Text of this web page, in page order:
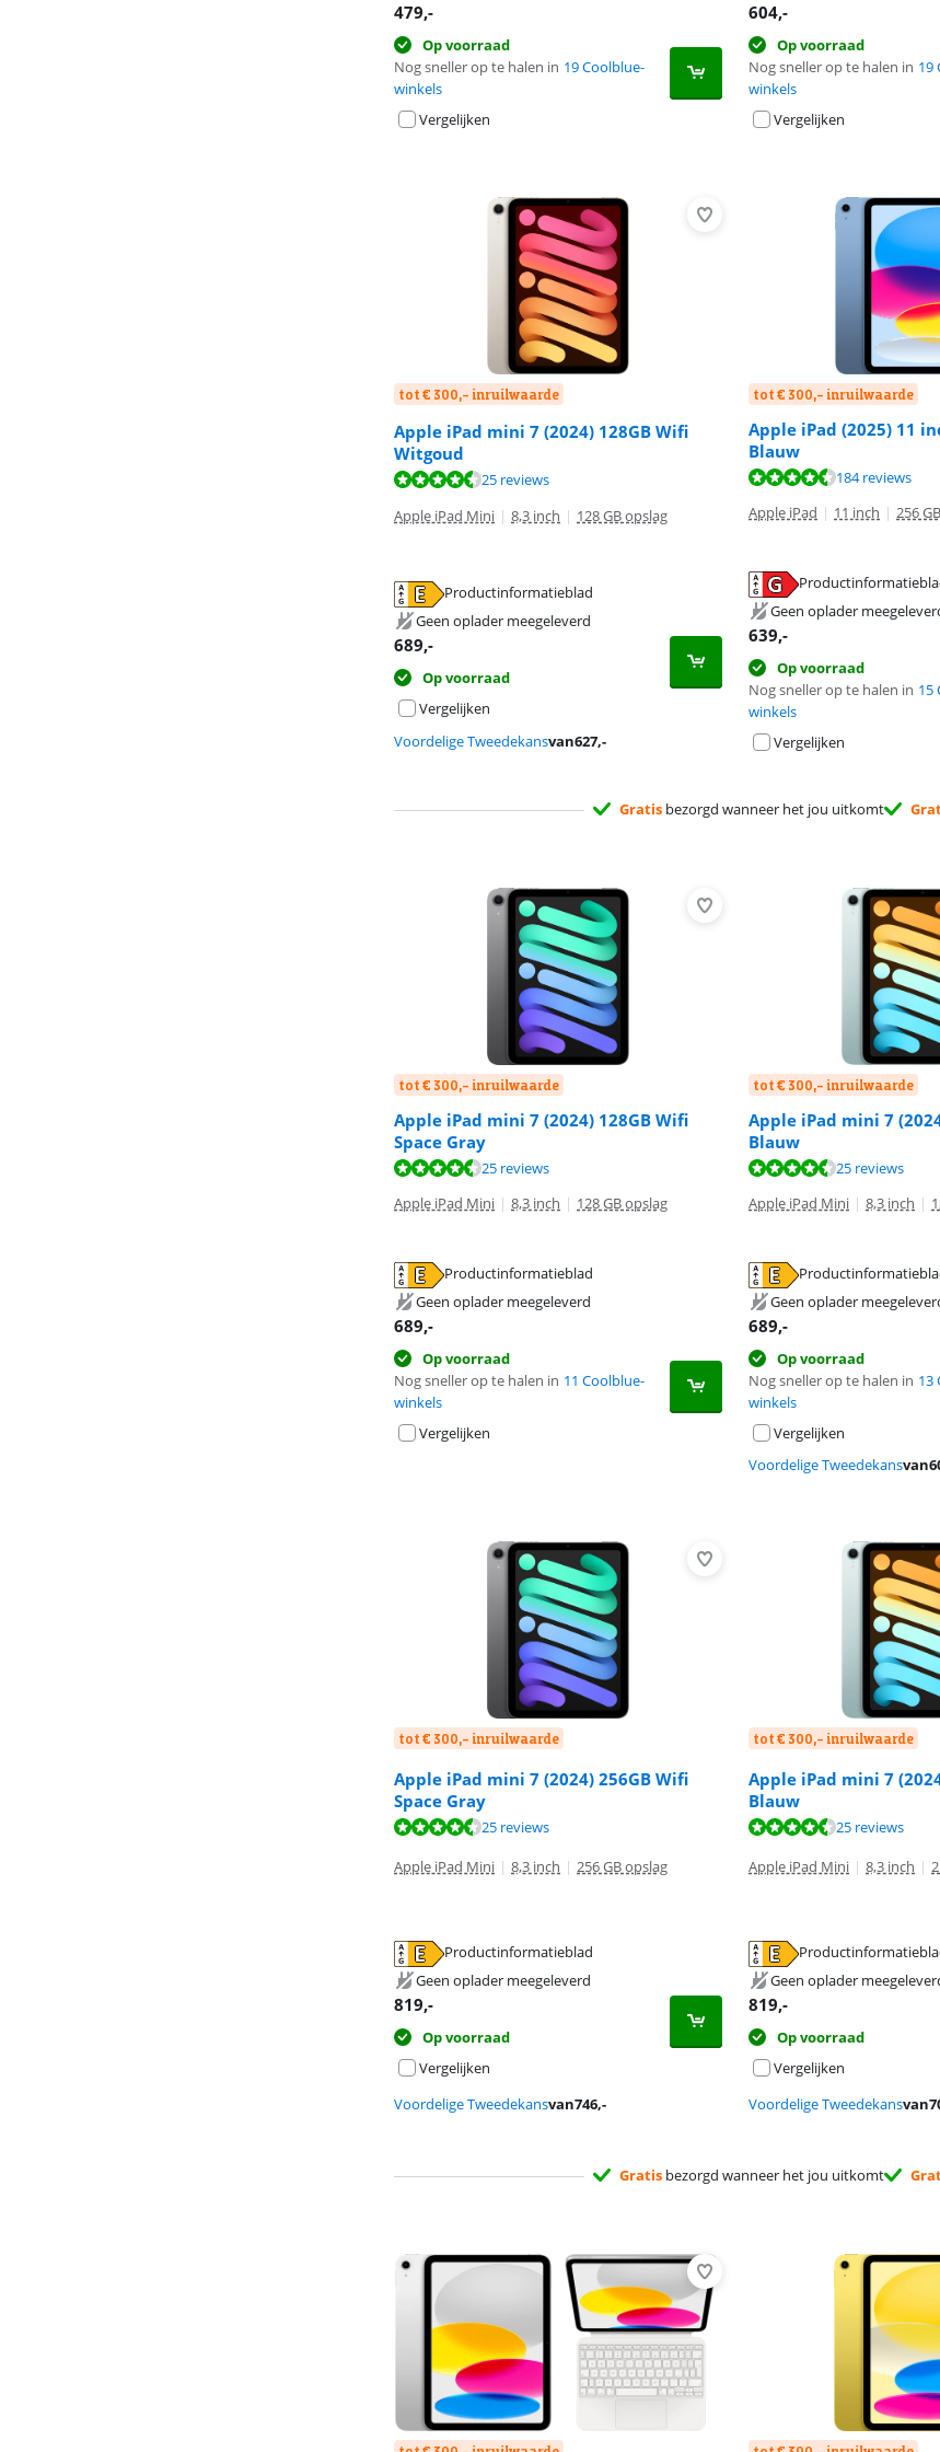
479,-
Op voorraad
Nog sneller op te halen in 19 Coolblue-
winkels
Vergelijken
604,-
Op voorraad
Nog sneller op te halen in 19
winkels
Vergelijken
tot € 300,- inruilwaarde
Apple iPad mini 7 (2024) 128GB Wifi
Witgoud
Beoordeling is 9,2 van de 10, gebaseerd op 25 reviews.
25 reviews
Apple iPad Mini | 8,3 inch | 128 GB opslag
Productinformatieblad
opent in nieuw tabblad
Geen oplader meegeleverd
689,-
Op voorraad
Vergelijken
Voordelige Tweedekansvan627,-
tot € 300,- inruilwaarde
Apple iPad (2025) 11
Blauw
Beoordeling is 8,9 van de 10, gebaseerd op 184 reviews.
184 reviews
Apple iPad | 11 inch | 256
opent in nieuw tabblad
Geen oplader
639,-
Op voorraad
Nog sneller op te halen in 15
winkels
Vergelijken
Beoordeling is 9,2 van de 10, gebaseerd op 25 reviews.
opent in nieuw tabblad
Gratis bezorgd wanneer het jou uitkomt
tot € 300,- inruilwaarde
Apple iPad mini 7 (2024) 128GB Wifi
Space Gray
Beoordeling is 9,2 van de 10, gebaseerd op 25 reviews.
25 reviews
Apple iPad Mini | 8,3 inch | 128 GB opslag
Productinformatieblad
opent in nieuw tabblad
Geen oplader meegeleverd
689,-
Op voorraad
Nog sneller op te halen in 11 Coolblue-
winkels
Vergelijken
tot € 300,- inruilwaarde
Apple iPad mini 7
Blauw
Beoordeling is 9,2 van de 10, gebaseerd op 25 reviews.
25 reviews
Apple iPad Mini | 8,3 inch |
opent in nieuw tabblad
Geen oplader
689,-
Op voorraad
Nog sneller op te halen in 13
winkels
Vergelijken
Voordelige Tweedekansvan
Beoordeling is 8,9 van de 10, gebaseerd op 184 reviews.
opent in nieuw tabblad
tot € 300,- inruilwaarde
Apple iPad mini 7 (2024) 256GB Wifi
Space Gray
Beoordeling is 9,2 van de 10, gebaseerd op 25 reviews.
25 reviews
Apple iPad Mini | 8,3 inch | 256 GB opslag
Productinformatieblad
opent in nieuw tabblad
Geen oplader meegeleverd
819,-
Op voorraad
Vergelijken
Voordelige Tweedekansvan746,-
tot € 300,- inruilwaarde
Apple iPad mini 7
Blauw
Beoordeling is 9,2 van de 10, gebaseerd op 25 reviews. 25 reviews
Apple iPad Mini | 8,3 inch |
opent in nieuw tabblad
Geen oplader
819,-
Op voorraad
Vergelijken
Voordelige Tweedekansvan
Beoordeling is 8,9 van de 10, gebaseerd op 184 reviews.
opent in nieuw tabblad
Gratis bezorgd wanneer het jou uitkomt